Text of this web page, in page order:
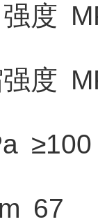
度
度
≥100
67